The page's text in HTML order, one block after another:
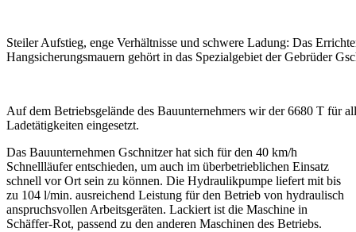
Steiler Aufstieg, enge Verhältnisse und schwere Ladung: Das
Hangsicherungsmauern gehört in das Spezialgebiet der Gebrüder
Auf dem Betriebsgelände des Bauunternehmers wir der 6680 T für
Ladetätigkeiten eingesetzt.
Das Bauunternehmen Gschnitzer hat sich für den 40 km/h
Schnellläufer entschieden, um auch im überbetrieblichen Einsatz
schnell vor Ort sein zu können. Die Hydraulikpumpe liefert mit bis
zu 104 l/min. ausreichend Leistung für den Betrieb von hydraulisch
anspruchsvollen Arbeitsgeräten. Lackiert ist die Maschine in
Schäffer-Rot, passend zu den anderen Maschinen des Betriebs.